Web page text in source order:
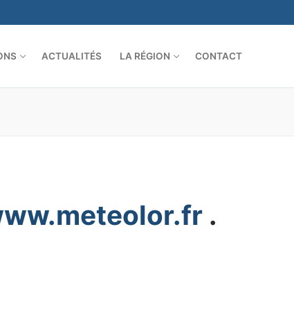
ACTUALITÉS LA RÉGION CONTACT
.